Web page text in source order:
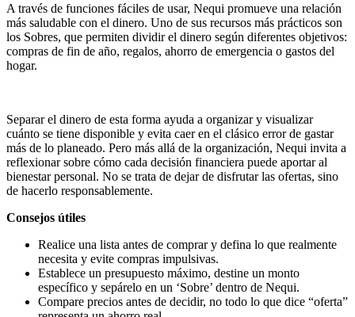
A través de funciones fáciles de usar, Nequi promueve una relación
más saludable con el dinero. Uno de sus recursos más prácticos son
los Sobres, que permiten dividir el dinero según diferentes objetivos:
compras de fin de año, regalos, ahorro de emergencia o gastos del
hogar.
Separar el dinero de esta forma ayuda a organizar y visualizar
cuánto se tiene disponible y evita caer en el clásico error de gastar
más de lo planeado. Pero más allá de la organización, Nequi invita a
reflexionar sobre cómo cada decisión financiera puede aportar al
bienestar personal. No se trata de dejar de disfrutar las ofertas, sino
de hacerlo responsablemente.
Consejos útiles
Realice una lista antes de comprar y defina lo que realmente
necesita y evite compras impulsivas.
Establece un presupuesto máximo, destine un monto
específico y sepárelo en un ‘Sobre’ dentro de Nequi.
Compare precios antes de decidir, no todo lo que dice “oferta”